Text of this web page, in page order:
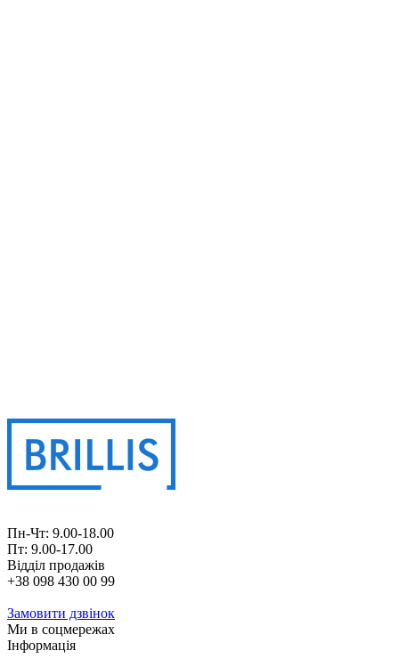
Пн-Чт: 9.00-18.00
Пт: 9.00-17.00
Відділ продажів
+38 098 430 00 99
Замовити дзвінок
Ми в соцмережах
Інформація